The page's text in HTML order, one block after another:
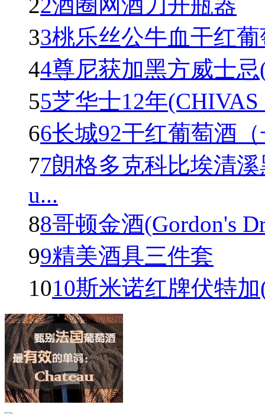
22酒圈网酒刀开瓶器
33桃乐丝公牛血干红葡
44尊尼获加黑方威士忌
55芝华士12年
66长城92干红葡萄酒
77朗格多克科比埃清
u...
88哥顿金酒(Gordon's
99精美酒具三件套
1010斯米诺红牌伏特